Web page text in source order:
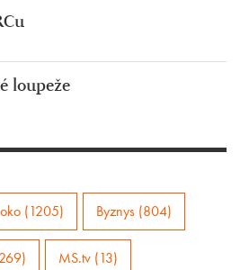
loupeže
(1205) Byznys (804)
MS.tv (13)